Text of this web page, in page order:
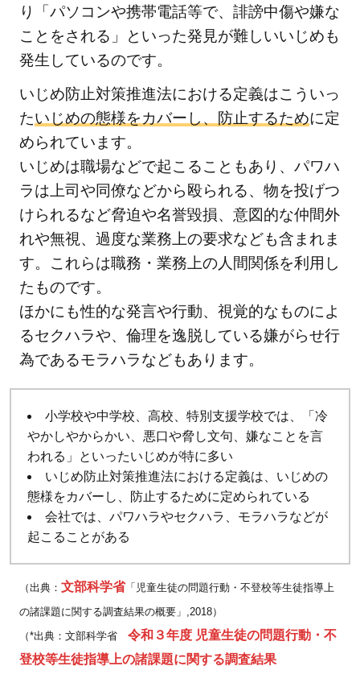
る支
援も
5
じ
め
が
な
い
学
校
生
活
や
社
会
を
指
す
た
め
に
り「パソコンや携帯電話等で、誹謗中傷や嫌な
ことをされる」といった発見が難しいいじめも
発生しているのです。
いじめ防止対策推進法における定義はこういっ
たいじめの態様をカバーし、防止するために定
められています。
いじめは職場などで起こることもあり、パワハ
ラは上司や同僚などから殴られる、物を投げつ
けられるなど脅迫や名誉毀損、意図的な仲間外
れや無視、過度な業務上の要求なども含まれま
す。これらは職務・業務上の人間関係を利用し
たものです。
ほかにも性的な発言や行動、視覚的なものによ
るセクハラや、倫理を逸脱している嫌がらせ行
為であるモラハラなどもあります。
小学校や中学校、高校、特別支援学校では、「冷
やかしやからかい、悪口や脅し文句、嫌なことを言
われる」といったいじめが特に多い
いじめ防止対策推進法における定義は、いじめの
態様をカバーし、防止するために定められている
会社では、パワハラやセクハラ、モラハラなどが
起こることがある
（出典： 文部科学省「児童生徒の問題行動・不登校等生徒指導上
の諸課題に関する調査結果の概要」,2018）
（*出典：文部科学省 令和３年度 児童生徒の問題行動・不
登校等生徒指導上の諸課題に関する調査結果